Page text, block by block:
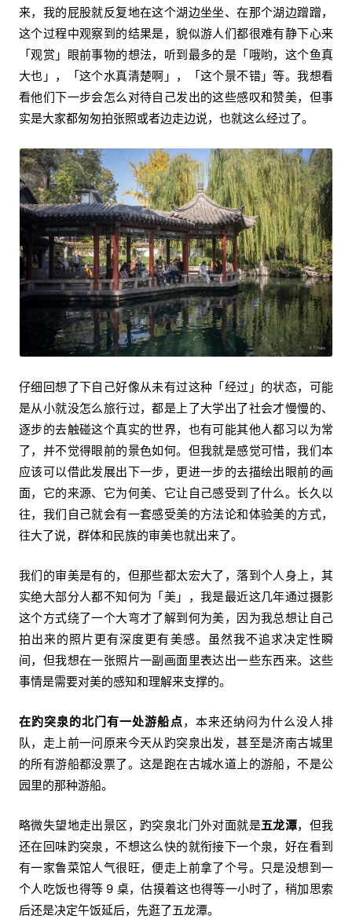
来，我的屁股就反复地在这个湖边坐坐、在那个湖边蹭蹭，
这个过程中观察到的结果是，貌似游人们都很难有静下心来
「观赏」眼前事物的想法，听到最多的是「哦哟，这个鱼真
大也」，「这个水真清楚啊」，「这个景不错」等。我想看
看他们下一步会怎么对待自己发出的这些感叹和赞美，但事
实是大家都匆匆拍张照或者边走边说，也就这么经过了。
仔细回想了下自己好像从未有过这种「经过」的状态，可能
是从小就没怎么旅行过，都是上了大学出了社会才慢慢的、
逐步的去触碰这个真实的世界，也有可能其他人都习以为常
了，并不觉得眼前的景色如何。但我就是感觉可惜，我们本
应该可以借此发展出下一步，更进一步的去描绘出眼前的画
面，它的来源、它为何美、它让自己感受到了什么。长久以
往，我们自己就会有一套感受美的方法论和体验美的方式，
往大了说，群体和民族的审美也就出来了。
我们的审美是有的，但那些都太宏大了，落到个人身上，其
实绝大部分人都不知何为「美」，我是最近这几年通过摄影
这个方式绕了一个大弯才了解到何为美，因为我总想让自己
拍出来的照片更有深度更有美感。虽然我不追求决定性瞬
间，但我想在一张照片一副画面里表达出一些东西来。这些
事情是需要对美的感知和理解来支撑的。
在趵突泉的北门有一处游船点，本来还纳闷为什么没人排
队，走上前一问原来今天从趵突泉出发，甚至是济南古城里
的所有游船都没票了。这是跑在古城水道上的游船，不是公
园里的那种游船。
略微失望地走出景区，趵突泉北门外对面就是五龙潭，但我
还在回味趵突泉，不想这么快的就衔接下一个泉，好在看到
有一家鲁菜馆人气很旺，便走上前拿了个号。只是没想到一
个人吃饭也得等 9 桌，估摸着这也得等一小时了，稍加思索
后还是决定午饭延后，先逛了五龙潭。